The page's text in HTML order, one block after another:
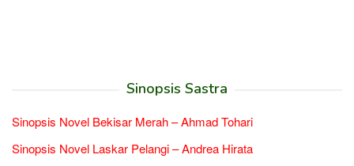
Sinopsis Sastra
Sinopsis Novel Bekisar Merah – Ahmad Tohari
Sinopsis Novel Laskar Pelangi – Andrea Hirata